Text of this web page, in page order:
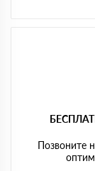
Позвоните